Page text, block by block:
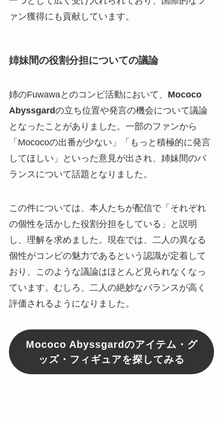
ァン獲得にも貢献しています。
姉妹間の役割分担についての議論
姉のFuwawaとのコンビ活動において、 Mococo
Abyssgardの立ち位置や発言の機会について議論
となったことがありました。一部のファンから
「Mococoの出番が少ない」「もっと積極的に発言
してほしい」といった意見が出され、姉妹間のバ
ランスについて話題となりました。
この件については、本人たちが配信で「それぞれ
の個性を活かした役割分担をしている」と説明
し、理解を求めました。現在では、二人の異なる
個性がコンビの魅力であるという認識が定着して
おり、このような議論はほとんど見られなくなっ
ています。むしろ、二人の絶妙なバランスが高く
評価されるようになりました。
Mococo Abyssgardのアイテム・グ
ッズ・フィギュアを探してみる